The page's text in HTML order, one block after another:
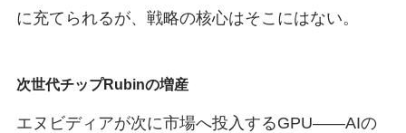
に充てられるが、戦略の核心はそこにはない。
次世代チップRubinの増産
エヌビディアが次に市場へ投入するGPU——AIの